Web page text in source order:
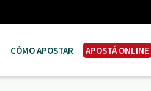
CÓMO APOSTAR APOSTÁ ONLINE